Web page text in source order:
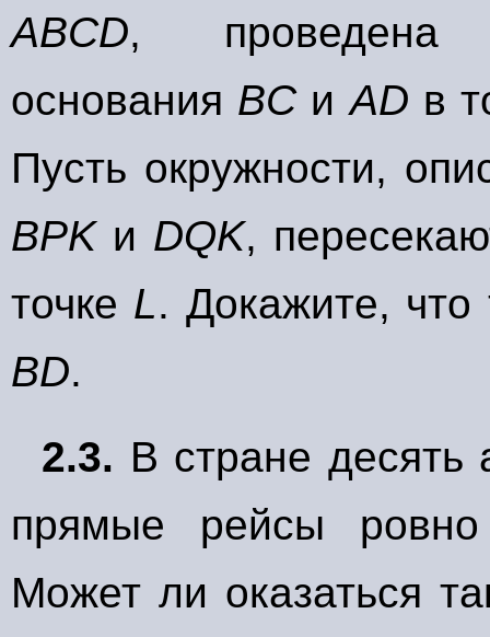
ABCD, проведена
основания BCиAD в
Пусть окружности,
BPKи DQK,
точке L. Докажите, что
BD.
2.3. В стране десять
прямые рейсы
Может ли оказаться